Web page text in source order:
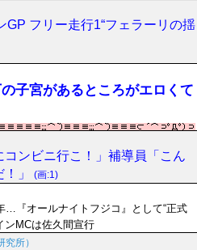
GP フリー走行1“フェラーリの揺
子宮があるところがエロくて
コンビニ行こ！」補導員「こん
」
(画:1)
…『オールナイトフジコ』として“正式
ンMCは佐久間宣行
所）